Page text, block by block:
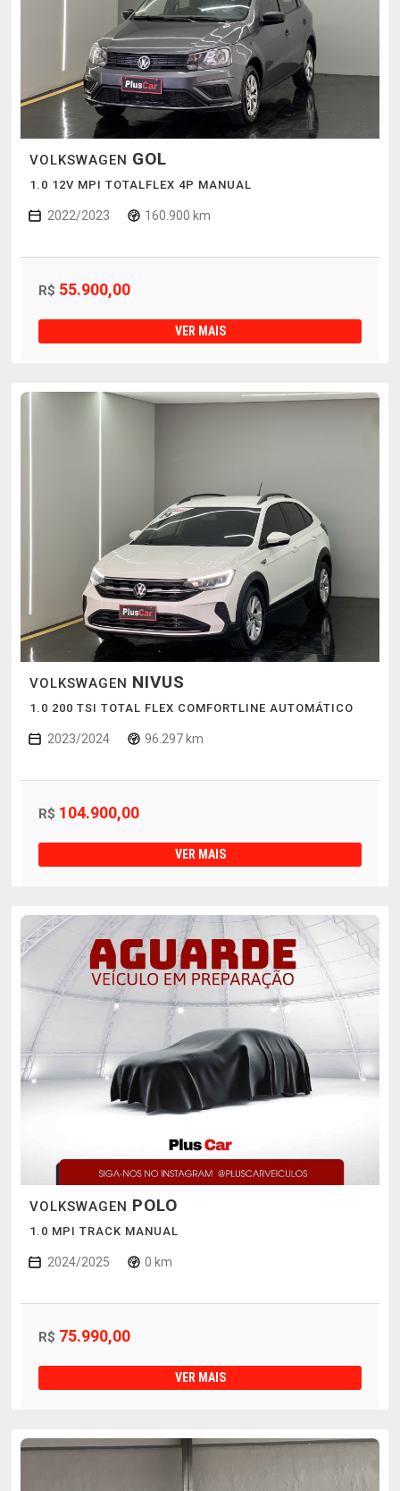
VOLKSWAGEN GOL
1.0 12V MPI TOTALFLEX 4P MANUAL
2022/2023 160.900 km
R$ 55.900,00
VER MAIS
VOLKSWAGEN NIVUS
1.0 200 TSI TOTAL FLEX COMFORTLINE AUTOMÁTICO
2023/2024 96.297 km
R$ 104.900,00
VER MAIS
VOLKSWAGEN POLO
1.0 MPI TRACK MANUAL
2024/2025 0 km
R$ 75.990,00
VER MAIS